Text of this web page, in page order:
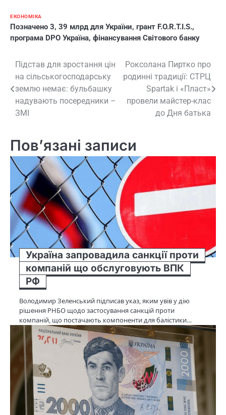
ЕКОНОМІКА
Позначено 3, 39 млрд для України, грант F.O.R.T.I.S.,
програма DPO Україна, фінансування Світового банку
Навігація
записів
Підстав для зростання цін
на сільськогосподарську
землю немає: бульбашку
надувають посередники –
ЗМІ
Роксолана Пиртко про
родинні традиції: СТРЦ
Spartak і «Пласт»
провели майстер-клас
до Дня батька
Пов’язані записи
Україна запровадила санкції проти
компаній що обслуговують ВПК
РФ
Володимир Зеленський підписав указ, яким увів у дію
рішення РНБО щодо застосування санкцій проти
компаній, що постачають компоненти для балістики…